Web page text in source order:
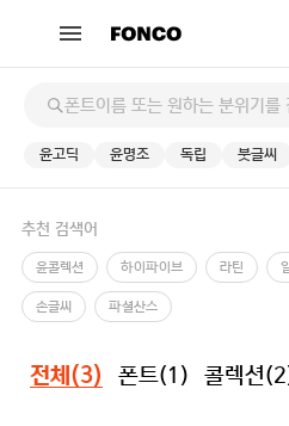
윤고딕 윤명조 독립 붓글씨
추천 검색어
윤콜렉션 하이파이브 라틴
손글씨 파셜산스
전체(3) 폰트(1 ) 콜렉션(2